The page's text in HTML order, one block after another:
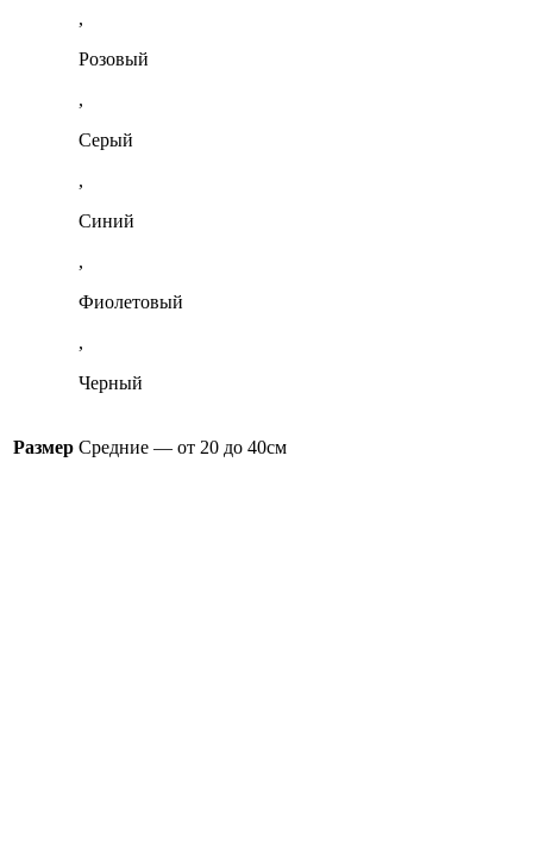
,
Розовый
,
Серый
,
Синий
,
Фиолетовый
,
Черный
Размер Средние — от 20 до 40см